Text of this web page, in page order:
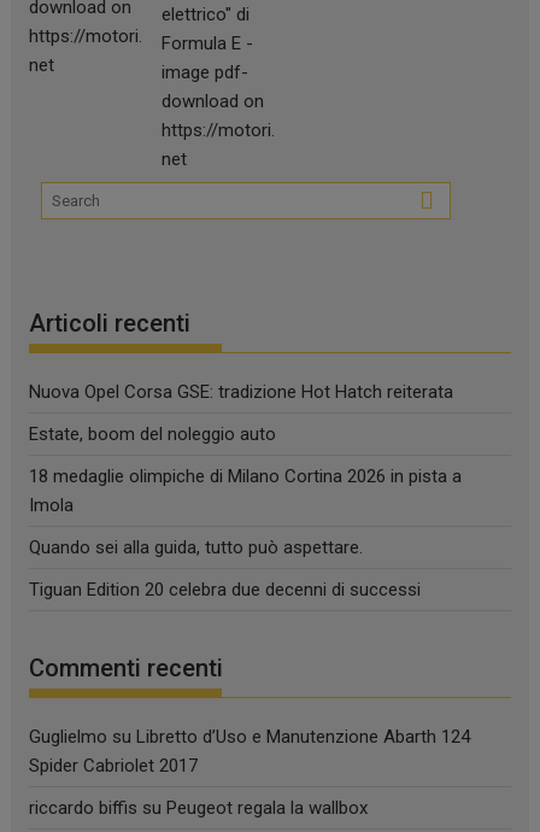
Articoli recenti
Nuova Opel Corsa GSE: tradizione Hot Hatch reiterata
Estate, boom del noleggio auto
18 medaglie olimpiche di Milano Cortina 2026 in pista a
Imola
Quando sei alla guida, tutto può aspettare.
Tiguan Edition 20 celebra due decenni di successi
Commenti recenti
Guglielmo suLibretto d’Uso e Manutenzione Abarth 124
Spider Cabriolet 2017
riccardo biffis suPeugeot regala la wallbox